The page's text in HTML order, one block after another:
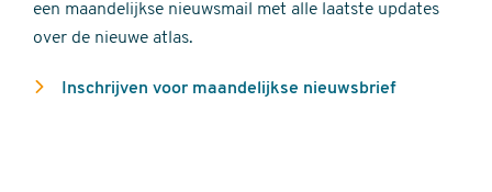
een maandelijkse nieuwsmail met alle laatste updates
over de nieuwe atlas.
Inschrijven voor maandelijkse nieuwsbrief